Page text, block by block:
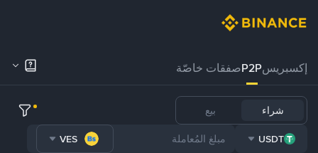
إكسبريسP2Pصفقات خاصّة
شراء بيع
USDT
VES